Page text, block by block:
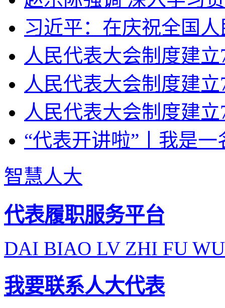
习近平：在庆祝全国
人民代表大会制度建
人民代表大会制度建
人民代表大会制度建
“代表开讲啦”丨我是
智慧人大
代表履职服务平台
DAI BIAO LV ZHI FU
我要联系人大代表